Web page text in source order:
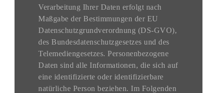
Verarbeitung Ihrer Daten erfolgt nach
Maßgabe der Bestimmungen der EU
Datenschutzgrundverordnung (DS-GVO),
des Bundesdatenschutzgesetzes und des
Telemediengesetzes. Personenbezogene
Daten sind alle Informationen, die sich auf
eine identifizierte oder identifizierbare
natürliche Person beziehen. Im Folgenden